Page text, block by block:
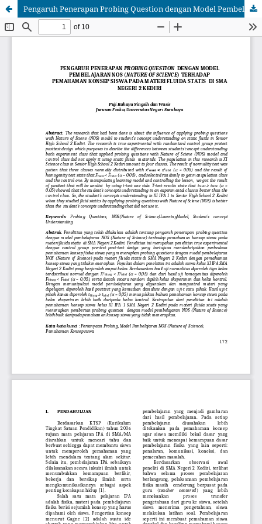
Pengaruh Penerapan Probing Question dengan Model Pembelajaran NoS (Nature of Science) ‎Terhadap Pemahaman Konsep Siswa pada Materi Fluida Statis di SMA Negeri 2 Kediri